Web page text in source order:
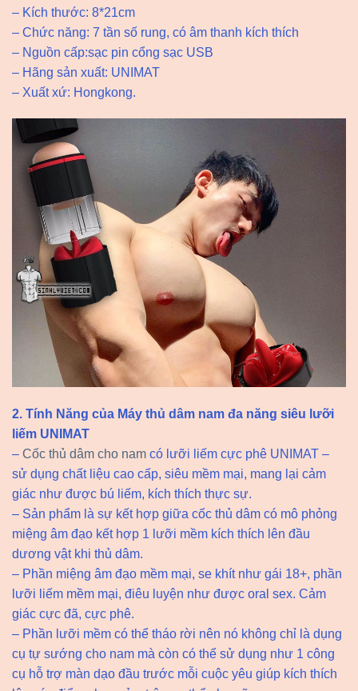
– Kích thước: 8*21cm
– Chức năng: 7 tần số rung, có âm thanh kích thích
– Nguồn cấp:sạc pin cổng sạc USB
– Hãng sản xuất: UNIMAT
– Xuất xứ: Hongkong.
2. Tính Năng của Máy thủ dâm nam đa năng siêu lưỡi
liếm UNIMAT
– Cốc thủ dâm cho nam có lưỡi liếm cực phê UNIMAT –
sử dụng chất liệu cao cấp, siêu mềm mại, mang lại cảm
giác như được bú liếm, kích thích thực sự.
– Sản phẩm là sự kết hợp giữa cốc thủ dâm có mô phỏng
miệng âm đạo kết hợp 1 lưỡi mềm kích thích lên đầu
dương vật khi thủ dâm.
– Phần miệng âm đạo mềm mại, se khít như gái 18+, phần
lưỡi liếm mềm mại, điêu luyện như được oral sex. Cảm
giác cực đã, cực phê.
– Phần lưỡi mềm có thể tháo rời nên nó không chỉ là dụng
cụ tự sướng cho nam mà còn có thể sử dụng như 1 công
cụ hỗ trợ màn dạo đầu trước mỗi cuộc yêu giúp kích thích